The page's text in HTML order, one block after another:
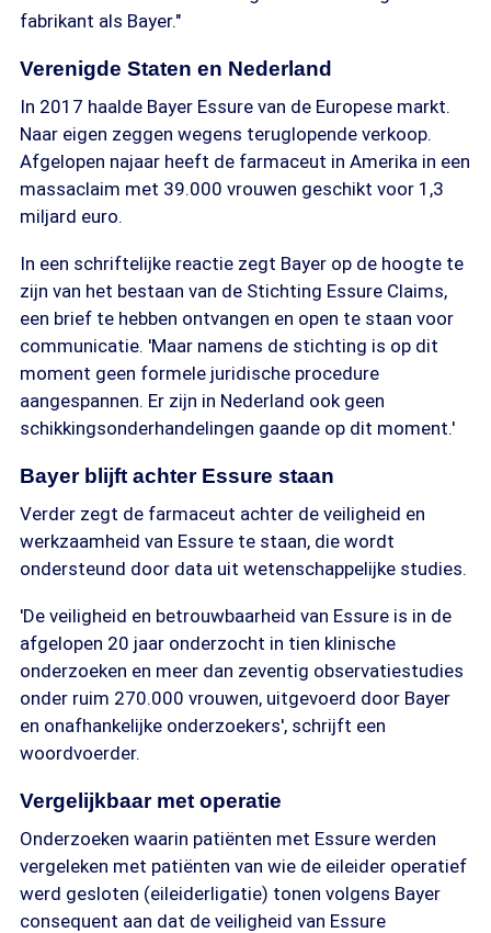
fabrikant als Bayer."
Verenigde Staten en Nederland
In 2017 haalde Bayer Essure van de Europese markt.
Naar eigen zeggen wegens teruglopende verkoop.
Afgelopen najaar heeft de farmaceut in Amerika in een
massaclaim met 39.000 vrouwen geschikt voor 1,3
miljard euro.
In een schriftelijke reactie zegt Bayer op de hoogte te
zijn van het bestaan van de Stichting Essure Claims,
een brief te hebben ontvangen en open te staan voor
communicatie. 'Maar namens de stichting is op dit
moment geen formele juridische procedure
aangespannen. Er zijn in Nederland ook geen
schikkingsonderhandelingen gaande op dit moment.'
Bayer blijft achter Essure staan
Verder zegt de farmaceut achter de veiligheid en
werkzaamheid van Essure te staan, die wordt
ondersteund door data uit wetenschappelijke studies.
'De veiligheid en betrouwbaarheid van Essure is in de
afgelopen 20 jaar onderzocht in tien klinische
onderzoeken en meer dan zeventig observatiestudies
onder ruim 270.000 vrouwen, uitgevoerd door Bayer
en onafhankelijke onderzoekers', schrijft een
woordvoerder.
Vergelijkbaar met operatie
Onderzoeken waarin patiënten met Essure werden
vergeleken met patiënten van wie de eileider operatief
werd gesloten (eileiderligatie) tonen volgens Bayer
consequent aan dat de veiligheid van Essure